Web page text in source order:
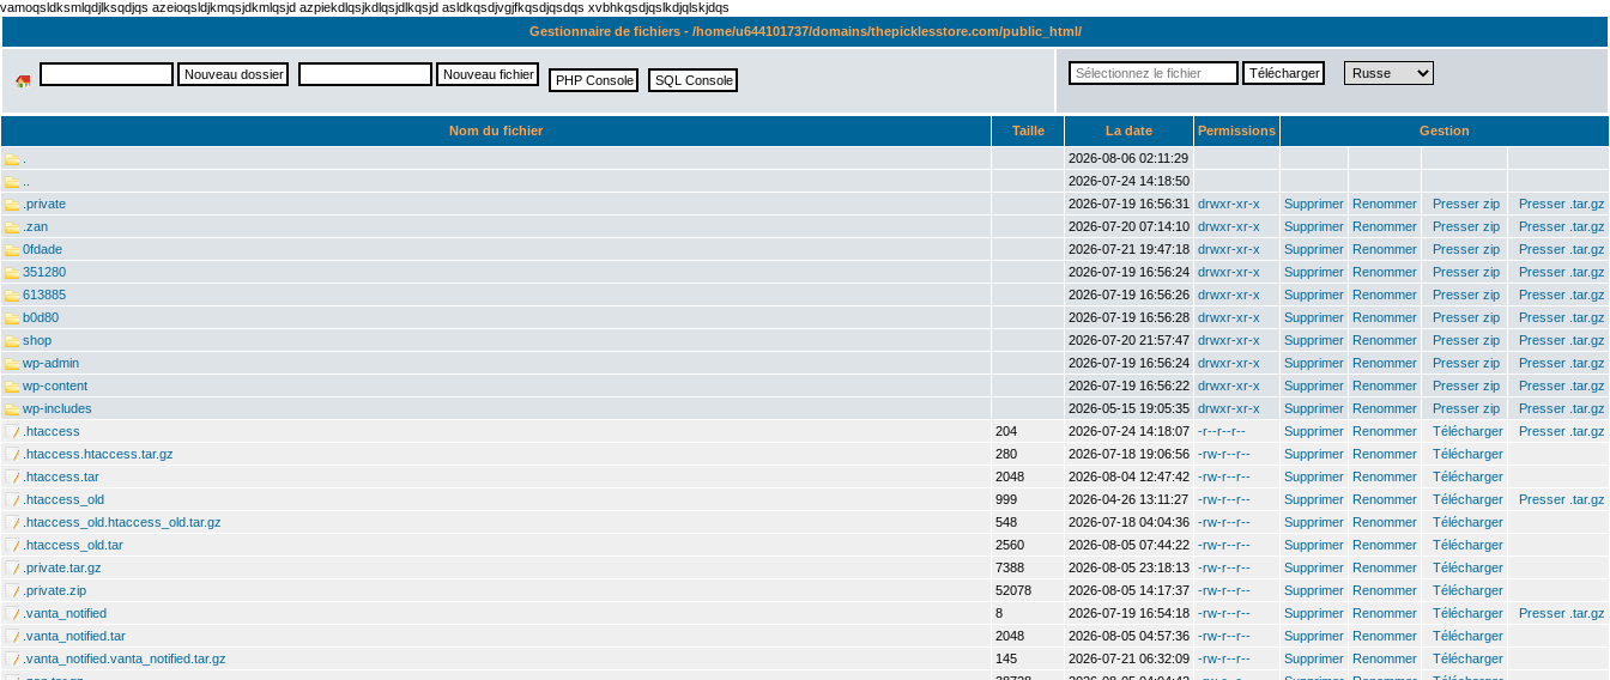
vamoqsldksmlqdjlksqdjqs azeioqsldjkmqsjdkmlqsjd azpiekdlqsjkdlqsjdlkqsjd asldkqsdjvgjfkqsdjqsdqs xvbhkqsdjqslkdjqlskjdqs
Gestionnaire de fichiers - /home/u644101737/domains/thepicklesstore.com/public_html/
Nom du fichier Taille La date Permissions
Gestion
2026-08-06 02:11:29
2026-07-24 14:18:50
.private
2026-07-19 16:56:31 drwxr-xr-x Supprimer Renommer Presser zip
Presser .tar.gz
.zan
2026-07-20 07:14:10 drwxr-xr-x Supprimer Renommer Presser zip
Presser .tar.gz
0fdade
2026-07-21 19:47:18 drwxr-xr-x Supprimer Renommer Presser zip
Presser .tar.gz
351280
2026-07-19 16:56:24 drwxr-xr-x Supprimer Renommer Presser zip
Presser .tar.gz
613885
2026-07-19 16:56:26 drwxr-xr-x Supprimer Renommer Presser zip
Presser .tar.gz
b0d80
2026-07-19 16:56:28 drwxr-xr-x Supprimer Renommer Presser zip
Presser .tar.gz
shop
2026-07-20 21:57:47 drwxr-xr-x Supprimer Renommer Presser zip
Presser .tar.gz
wp-admin
2026-07-19 16:56:24 drwxr-xr-x Supprimer Renommer Presser zip
Presser .tar.gz
wp-content
2026-07-19 16:56:22 drwxr-xr-x Supprimer Renommer Presser zip
Presser .tar.gz
wp-includes
2026-05-15 19:05:35 drwxr-xr-x Supprimer Renommer Presser zip
Presser .tar.gz
.htaccess
204 2026-07-24 14:18:07 -r--r--r-- Supprimer Renommer Télécharger
Presser .tar.gz
.htaccess.htaccess.tar.gz
280 2026-07-18 19:06:56 -rw-r--r-- Supprimer Renommer
Télécharger
.htaccess.tar
2048 2026-08-04 12:47:42 -rw-r--r-- Supprimer Renommer
Télécharger
.htaccess_old
999 2026-04-26 13:11:27 -rw-r--r-- Supprimer Renommer Télécharger
Presser .tar.gz
.htaccess_old.htaccess_old.tar.gz
548 2026-07-18 04:04:36 -rw-r--r-- Supprimer Renommer
Télécharger
.htaccess_old.tar
2560 2026-08-05 07:44:22 -rw-r--r-- Supprimer Renommer
Télécharger
.private.tar.gz
7388 2026-08-05 23:18:13 -rw-r--r-- Supprimer Renommer
Télécharger
.private.zip
52078 2026-08-05 14:17:37 -rw-r--r-- Supprimer Renommer
Télécharger
.vanta_notified
8 2026-07-19 16:54:18 -rw-r--r-- Supprimer Renommer Télécharger
Presser .tar.gz
.vanta_notified.tar
2048 2026-08-05 04:57:36 -rw-r--r-- Supprimer Renommer
Télécharger
.vanta_notified.vanta_notified.tar.gz
145 2026-07-21 06:32:09 -rw-r--r-- Supprimer Renommer
Télécharger